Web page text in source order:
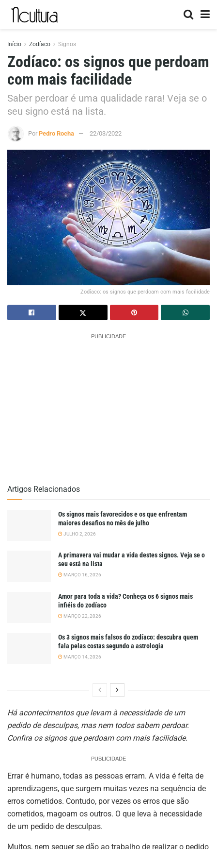
Início Zodíaco Signos
Zodíaco: os signos que perdoam
com mais facilidade
Saber perdoar é uma qualidade rara! Veja se o
seu signo está na lista.
Por Pedro Rocha 22/03/2022
Zodíaco: os signos que perdoam com mais facilidade
PUBLICIDADE
Artigos Relacionados
Os signos mais favorecidos e os que enfrentam
maiores desafios no mês de julho
JULHO 2, 2026
A primavera vai mudar a vida destes signos. Veja se o
seu está na lista
MARÇO 16, 2026
Amor para toda a vida? Conheça os 6 signos mais
infiéis do zodíaco
MARÇO 22, 2026
Os 3 signos mais falsos do zodíaco: descubra quem
fala pelas costas segundo a astrologia
MARÇO 14, 2026
Há acontecimentos que levam à necessidade de um
pedido de desculpas, mas nem todos sabem perdoar.
Confira os signos que perdoam com mais facilidade.
PUBLICIDADE
Errar é humano, todas as pessoas erram. A vida é feita de
aprendizagens, que surgem muitas vezes na sequência de
erros cometidos. Contudo, por vezes os erros que são
cometidos, magoam os outros. O que leva à necessidade
de um pedido de desculpas.
Muitos, nem sequer se dão ao trabalho de realizar o pedido